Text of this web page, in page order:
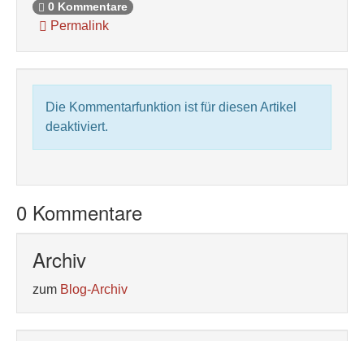
0 Kommentare
Permalink
Die Kommentarfunktion ist für diesen Artikel
deaktiviert.
0 Kommentare
Archiv
zum Blog-Archiv